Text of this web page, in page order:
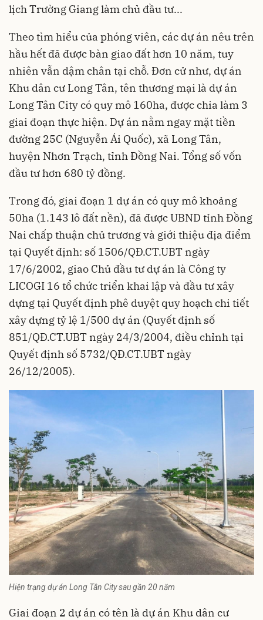
lịch Trường Giang làm chủ đầu tư...
Theo tìm hiểu của phóng viên, các dự án nêu trên
hầu hết đã được bàn giao đất hơn 10 năm, tuy
nhiên vẫn dậm chân tại chỗ. Đơn cử như, dự án
Khu dân cư Long Tân, tên thương mại là dự án
Long Tân City có quy mô 160ha, được chia làm 3
giai đoạn thực hiện. Dự án nằm ngay mặt tiền
đường 25C (Nguyễn Ái Quốc), xã Long Tân,
huyện Nhơn Trạch, tỉnh Đồng Nai. Tổng số vốn
đầu tư hơn 680 tỷ đồng.
Trong đó, giai đoạn 1 dự án có quy mô khoảng
50ha (1.143 lô đất nền), đã được UBND tỉnh Đồng
Nai chấp thuận chủ trương và giới thiệu địa điểm
tại Quyết định: số 1506/QĐ.CT.UBT ngày
17/6/2002, giao Chủ đầu tư dự án là Công ty
LICOGI 16 tổ chức triển khai lập và đầu tư xây
dựng tại Quyết định phê duyệt quy hoạch chi tiết
xây dựng tỷ lệ 1/500 dự án (Quyết định số
851/QĐ.CT.UBT ngày 24/3/2004, điều chỉnh tại
Quyết định số 5732/QĐ.CT.UBT ngày
26/12/2005).
Hiện trạng dự án Long Tân City sau gần 20 năm
Giai đoạn 2 dự án có tên là dự án Khu dân cư